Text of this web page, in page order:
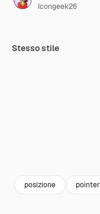
Icongeek26
Stesso stile
posizione pointer